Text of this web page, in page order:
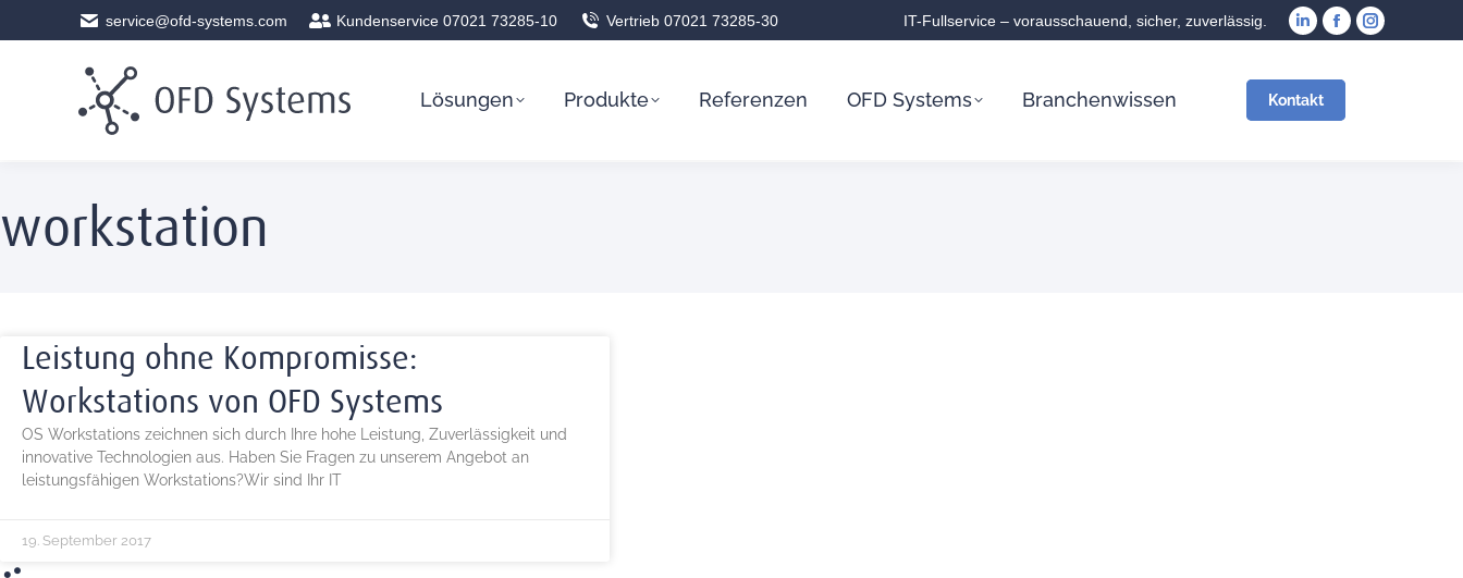
service@ofd-systems.com Kundenservice 07021 73285-10 Vertrieb 07021 73285-30 IT-Fullservice – vorausschauend, sicher, zuverlässig.
Lösungen Produkte Referenzen OFD Systems Branchenwissen Kontakt
workstation
Leistung ohne Kompromisse:
Workstations von OFD Systems
OS Workstations zeichnen sich durch Ihre hohe Leistung, Zuverlässigkeit und
innovative Technologien aus. Haben Sie Fragen zu unserem Angebot an
leistungsfähigen Workstations?Wir sind Ihr IT
19. September 2017